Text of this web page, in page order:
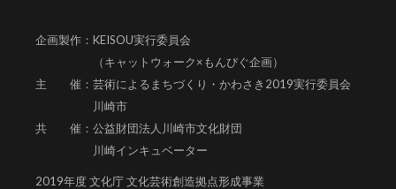
企画製作：KEISOU実行委員会
（キャットウォーク×もんぴぐ企画）
主 催：芸術によるまちづくり・かわさき2019実行委員会
川崎市
共 催：公益財団法人川崎市文化財団
川崎インキュベーター
2019年度 文化庁 文化芸術創造拠点形成事業